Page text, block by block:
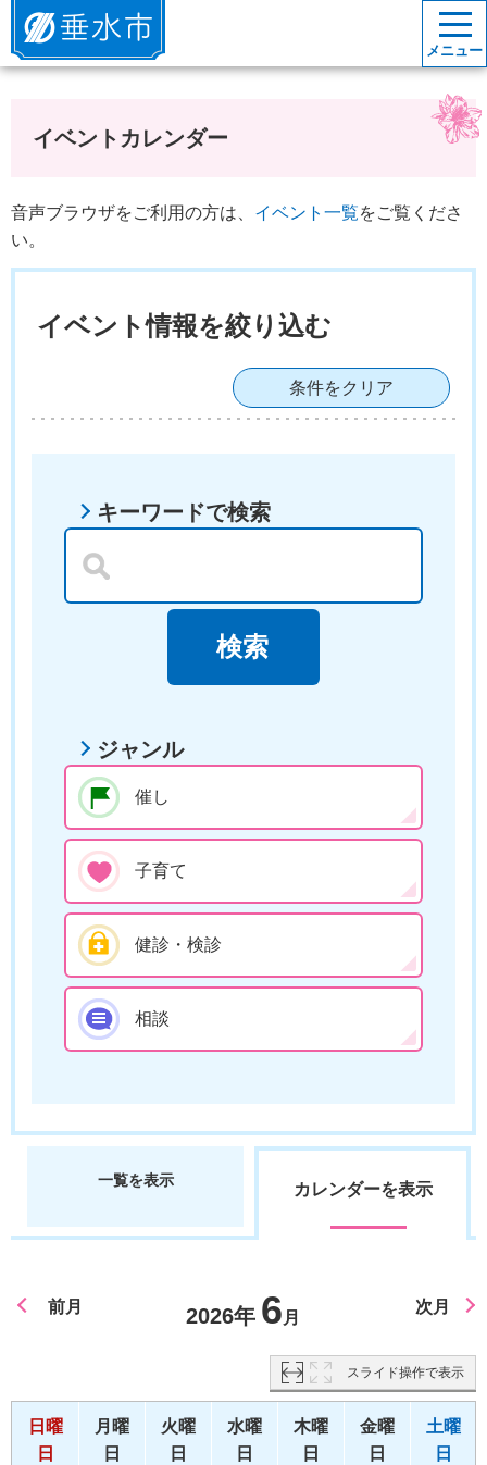
垂水市
メニュー
イベントカレンダー
音声ブラウザをご利用の方は、 イベント一覧をご覧くださ
い。
イベント情報を絞り込む
条件をクリア
キーワードで検索
ジャンル
催し
子育て
健診・検診
相談
一覧を表示 カレンダーを表示
前月 2026年 6 月
次月
スライド操作で表示
日曜
日
月曜
日
火曜
日
水曜
日
木曜
日
金曜
日
土曜
日